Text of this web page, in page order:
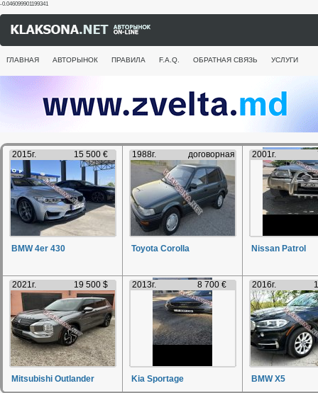
-0.046099901199341
ГЛАВНАЯ АВТОРЫНОК ПРАВИЛА F.A.Q. ОБРАТНАЯ СВЯЗЬ УСЛУГИ
2015г. 15 500 €
BMW 4er 430
1988г. договорная
Toyota Corolla
2001г.
Nissan Patrol
2021г. 19 500 $
Mitsubishi Outlander
2013г. 8 700 €
Kia Sportage
2016г.
BMW X5